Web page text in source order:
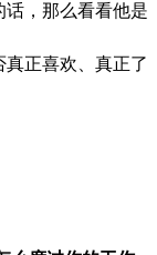
话，那么看看他是
正喜欢、真正了